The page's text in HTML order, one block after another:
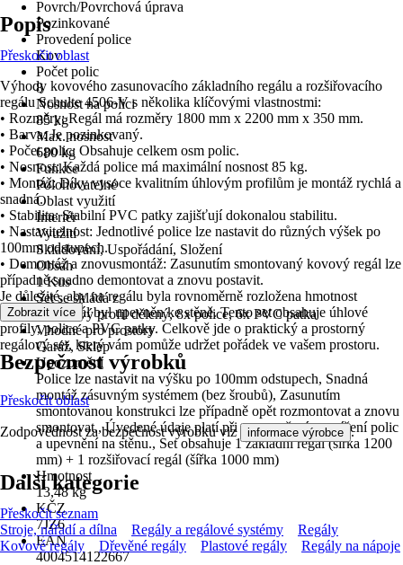
Povrch/Povrchová úprava
Pozinkované
Provedení police
Kov
Počet polic
8
Nosnost na polici
85 kg
Max. nosnost
680 kg
Funkce
Polohovatelné
Oblast využití
Interiér
Využití
Skladování, Uspořádání, Složení
Obsah
1 Kus
Set se skládá z
6x úhlový profil dělený, 8x police, 6x PVC patka
Vhodné pro prostory
Garáž, Sklep
Upozornění
Police lze nastavit na výšku po 100mm odstupech, Snadná
montáž zásuvným systémem (bez šroubů), Zasunutím
smontovanou konstrukci lze případně opět rozmontovat a znovu
smontovat., Úvedené údaje platí při rovnoměrném zatížení polic
a upevnění na stěnu., Set obsahuje 1 základní regál (šířka 1200
mm) + 1 rozšiřovací regál (šířka 1000 mm)
Hmotnost
13,48 kg
KČZ
7JZ6
EAN
4004514122667
Popis
Přeskočit oblast
Výhody kovového zasunovacího základního regálu a rozšiřovacího
regálu Schulte 4506-V s několika klíčovými vlastnostmi:
• Rozměry: Regál má rozměry 1800 mm x 2200 mm x 350 mm.
• Barva: Je pozinkovaný.
• Počet polic: Obsahuje celkem osm polic.
• Nosnost: Každá police má maximální nosnost 85 kg.
• Montáž: Díky vysoce kvalitním úhlovým profilům je montáž rychlá a
snadná.
• Stabilita: Stabilní PVC patky zajišťují dokonalou stabilitu.
• Nastavitelnost: Jednotlivé police lze nastavit do různých výšek po
100mm odstupech.
• Demontáž a znovusmontáž: Zasunutím smontovaný kovový regál lze
případně snadno demontovat a znovu postavit.
Je důležité, aby na regálu byla rovnoměrně rozložena hmotnost
břemene a regál byl upevněn ke stěně. Tento set obsahuje úhlové
profily, police a PVC patky. Celkově jde o praktický a prostorný
regálový set, který vám pomůže udržet pořádek ve vašem prostoru.
Zobrazit více
Bezpečnost výrobků
Přeskočit oblast
Zodpovědnost za bezpečnost výrobku viz informace výrobce .
Další kategorie
Přeskočit seznam
Stroje, nářadí a dílna
Regály a regálové systémy
Regály
Kovové regály
Dřevěné regály Plastové regály Regály na nápoje